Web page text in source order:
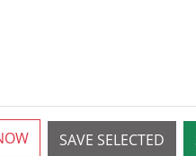
Denmark
SAVE SELECTED